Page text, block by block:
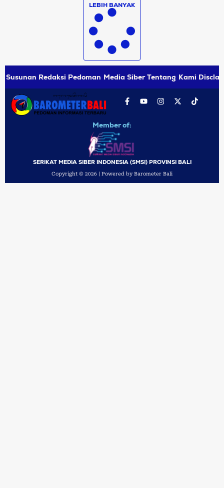
LEBIH BANYAK
Susunan Redaksi Pedoman Media Siber Tentang Kami
Member of:
SERIKAT MEDIA SIBER INDONESIA (SMSI) PROVINSI BALI
Copyright © 2026 | Powered by Barometer Bali